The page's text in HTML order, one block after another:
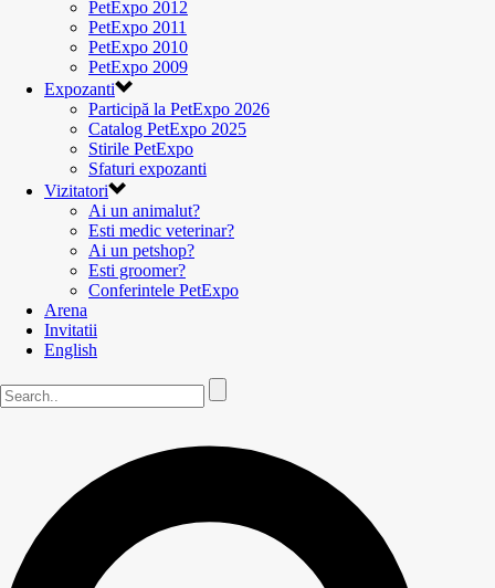
PetExpo 2012
PetExpo 2011
PetExpo 2010
PetExpo 2009
Expozanti
Participă la PetExpo 2026
Catalog PetExpo 2025
Stirile PetExpo
Sfaturi expozanti
Vizitatori
Ai un animalut?
Esti medic veterinar?
Ai un petshop?
Esti groomer?
Conferintele PetExpo
Arena
Invitatii
English